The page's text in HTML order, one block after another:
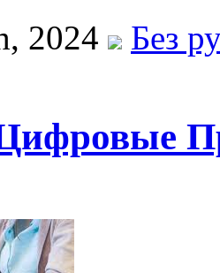
2024
Без